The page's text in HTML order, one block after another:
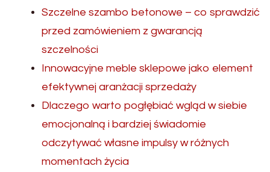
Szczelne szambo betonowe – co sprawdzić
przed zamówieniem z gwarancją
szczelności
Innowacyjne meble sklepowe jako element
efektywnej aranżacji sprzedaży
Dlaczego warto pogłębiać wgląd w siebie
emocjonalną i bardziej świadomie
odczytywać własne impulsy w różnych
momentach życia